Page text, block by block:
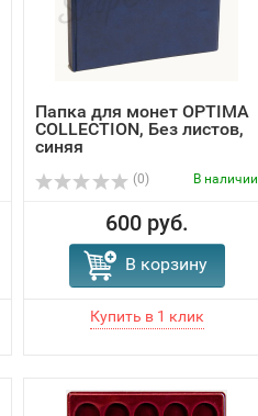
Папка для монет OPTIMA
COLLECTION, Без листов,
синяя
(0) В наличии
600 руб.
В корзину